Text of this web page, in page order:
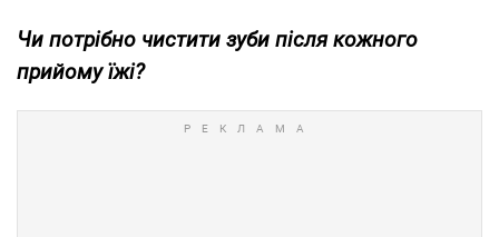
Чи потрібно чистити зуби після кожного
прийому їжі?